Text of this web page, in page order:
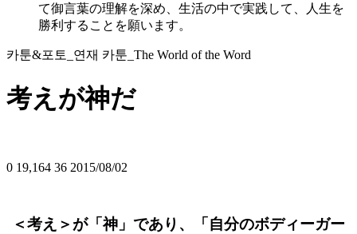
て御言葉の理解を深め、生活の中で実践して、人生を
勝利することを願います。
카툰&포토_연재 카툰_The World of the Word
考えが神だ
0 19,164 36 2015/08/02
＜考え＞が「神」であり、「自分のボディーガー